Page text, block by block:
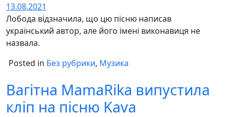
13.08.2021
Лобода відзначила, що цю пісню написав
український автор, але його імені виконавиця не
назвала.
Posted in Без рубрики, Музика
Вагітна MamaRika випустила
кліп на пісню Kava